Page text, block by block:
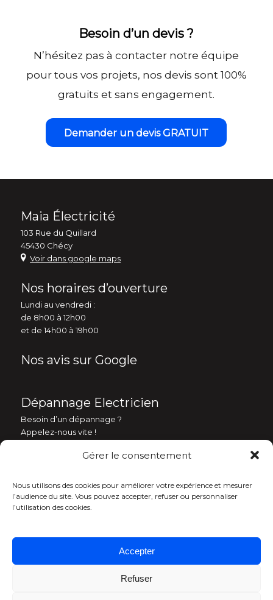
Gérer le consentement
Nous utilisons des cookies pour améliorer votre expérience et mesurer
l’audience du site. Vous pouvez accepter, refuser ou personnaliser
l’utilisation des cookies.
Accepter
Refuser
Besoin d’un devis ?
N’hésitez pas à contacter notre équipe
pour tous vos projets, nos devis sont 100%
gratuits et sans engagement.
Demander un devis GRATUIT
Maia Électricité
103 Rue du Quillard
45430 Chécy
Voir dans google maps
Nos horaires d’ouverture
Lundi au vendredi :
de 8h00 à 12h00
et de 14h00 à 19h00
Nos avis sur Google
Dépannage Electricien
Besoin d’un dépannage ?
Appelez-nous vite !
06 60 73 36 95